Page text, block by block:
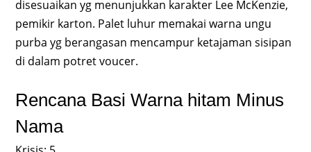
disesuaikan yg menunjukkan karakter Lee McKenzie,
pemikir karton. Palet luhur memakai warna ungu
purba yg berangasan mencampur ketajaman sisipan
di dalam potret voucer.
Rencana Basi Warna hitam Minus
Nama